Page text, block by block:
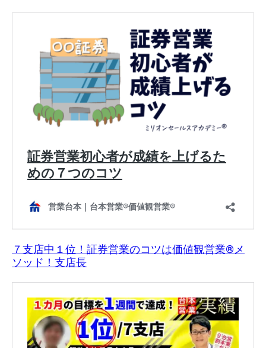
７支店中１位！証券営業のコツは価値観営業®︎メ
ソッド！支店長